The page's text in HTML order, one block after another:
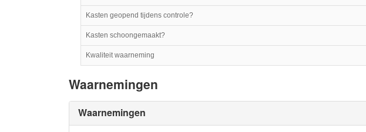
Kasten geopend tijdens controle?
Kasten schoongemaakt?
Kwaliteit waarneming
Waarnemingen
Waarnemingen